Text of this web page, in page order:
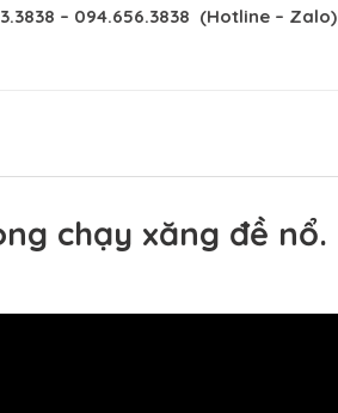
– 094.656.3838 (Hotline – Zalo)
chạy xăng đề nổ.